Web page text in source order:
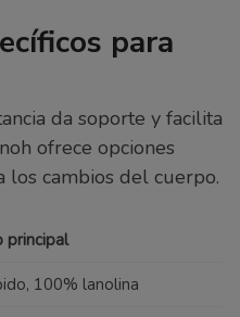
para
da soporte y facilita
ofrece opciones
los cambios del cuerpo.
principal
100% lanolina